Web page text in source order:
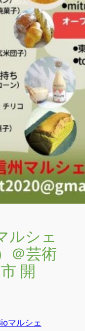
ルシェ
＠芸術
開
マルシェ